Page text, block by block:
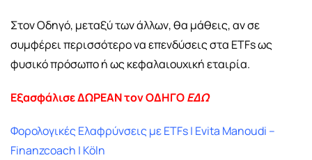
Στον Οδηγό, μεταξύ των άλλων, θα μάθεις, αν σε
συμφέρει περισσότερο να επενδύσεις στα ETFs ως
φυσικό πρόσωπο ή ως κεφαλαιουχική εταιρία.
Εξασφάλισε ΔΩΡΕΑΝ τον ΟΔΗΓΟΕΔΩ
Φορολογικές Ελαφρύνσεις με ETFs | Evita Manoudi –
Finanzcoach | Köln